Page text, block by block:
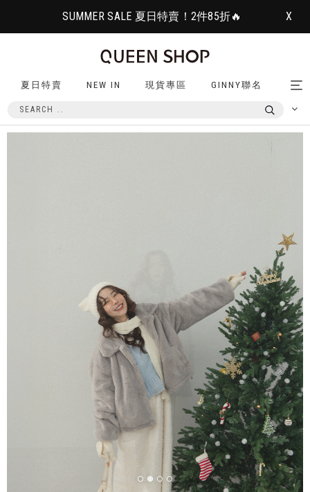
SUMMER SALE 夏日特賣！2件85折🔥 X
夏日特賣 NEW IN 現貨專區 GINNY聯名